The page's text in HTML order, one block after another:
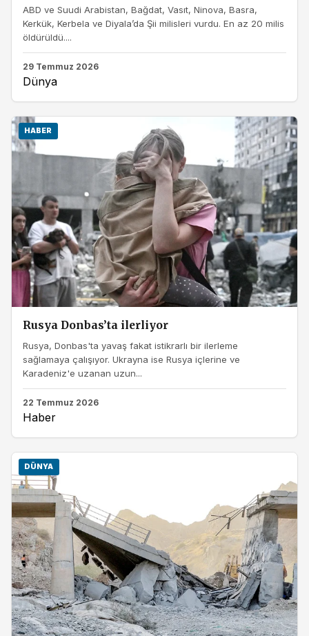
ABD ve Suudi Arabistan, Bağdat, Vasıt, Ninova, Basra,
Kerkük, Kerbela ve Diyala’da Şii milisleri vurdu. En az 20 milis
öldürüldü....
29 Temmuz 2026
Dünya
HABER
Rusya Donbas’ta ilerliyor
Rusya, Donbas'ta yavaş fakat istikrarlı bir ilerleme
sağlamaya çalışıyor. Ukrayna ise Rusya içlerine ve
Karadeniz'e uzanan uzun...
22 Temmuz 2026
Haber
DÜNYA